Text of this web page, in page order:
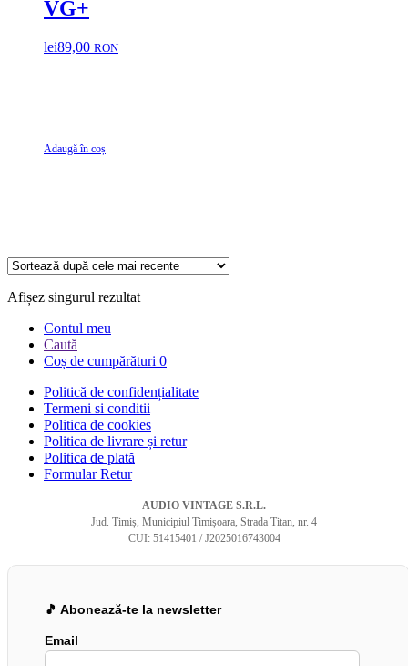
VG+
lei89,00 RON
Adaugă în coș
Afișez singurul rezultat
Contul meu
Caută
Coș de cumpărături 0
Politică de confidențialitate
Termeni si conditii
Politica de cookies
Politica de livrare și retur
Politica de plată
Formular Retur
AUDIO VINTAGE S.R.L.
Jud. Timiș, Municipiul Timișoara, Strada Titan, nr. 4
CUI: 51415401 / J2025016743004
🎵 Abonează-te la newsletter
Email